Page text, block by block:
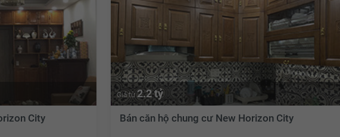
City
Giá từ 2.2 tỷ
Bán căn hộ chung cư New Horizon City